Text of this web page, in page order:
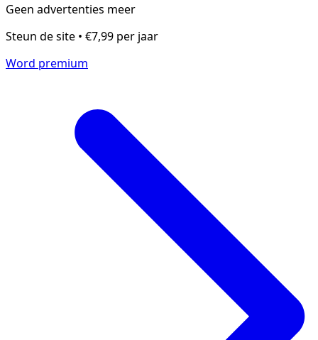
Geen advertenties meer
Steun de site • €7,99 per jaar
Word premium